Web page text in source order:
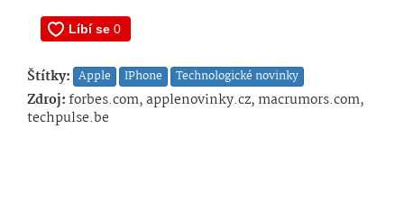
Štítky: Apple IPhone Technologické novinky
Zdroj:forbes.com, applenovinky.cz, macrumors.com,
techpulse.be